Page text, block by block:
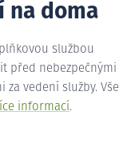
na doma
službou
před nebezpečnými
za vedení služby. Vše
informací.